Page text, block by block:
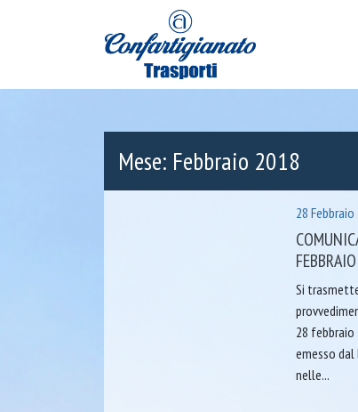
Mese: Febbraio 2018
28 Febbraio
Si
28 febbraio
emesso
nelle...